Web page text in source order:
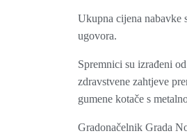
Ukupna cijena nabavke
ugovora.
Spremnici su izrađeni
zdravstvene zahtjeve
gumene kotače s
Gradonačelnik Grada